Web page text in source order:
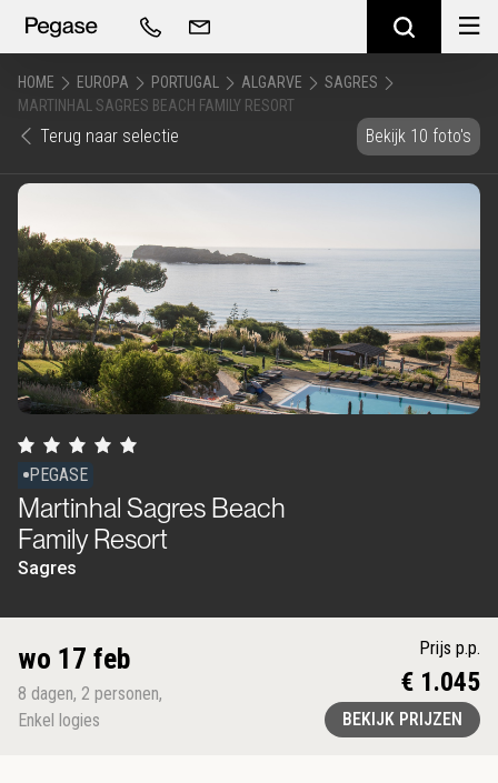
HOME EUROPA PORTUGAL ALGARVE
SAGRES
MARTINHAL SAGRES BEACH FAMILY RESORT
Terug naar selectie Bekijk 10 foto's
PEGASE
Martinhal Sagres Beach
Family Resort
Sagres
wo 17 feb
8 dagen, 2 personen,
Enkel logies
Prijs p.p.
€ 1.045
BEKIJK PRIJZEN